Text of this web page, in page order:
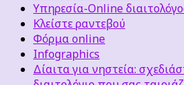
Υπηρεσία-Online
Κλείστε ραντεβού
Φόρμα online
Infographics
Δίαιτα για νηστεία: